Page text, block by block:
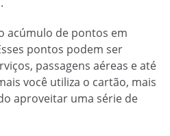
acúmulo de pontos em
pontos podem ser
passagens aéreas e até
você utiliza o cartão, mais
aproveitar uma série de